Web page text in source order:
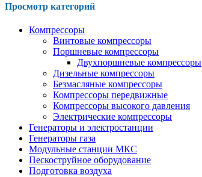
Просмотр категорий
Компрессоры
Винтовые компрессоры
Поршневые компрессоры
Двухпоршневые компрессоры
Дизельные компрессоры
Безмасляные компрессоры
Компрессоры передвижные
Компрессоры высокого давления
Электрические компрессоры
Генераторы и электростанции
Генераторы газа
Модульные станции МКС
Пескоструйное оборудование
Подготовка воздуха